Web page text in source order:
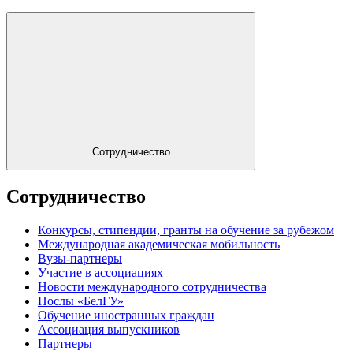
Сотрудничество
Сотрудничество
Конкурсы, стипендии, гранты на обучение за рубежом
Международная академическая мобильность
Вузы-партнеры
Участие в ассоциациях
Новости международного сотрудничества
Послы «БелГУ»
Обучение иностранных граждан
Ассоциация выпускников
Партнеры